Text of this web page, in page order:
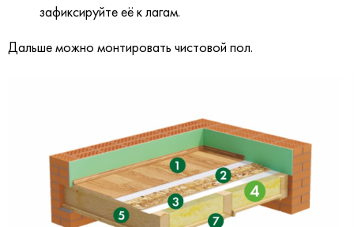
зафиксируйте её к лагам.
Дальше можно монтировать чистовой пол.